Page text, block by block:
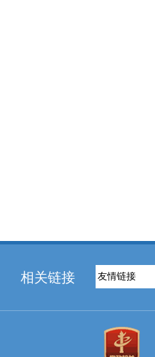
相关链接